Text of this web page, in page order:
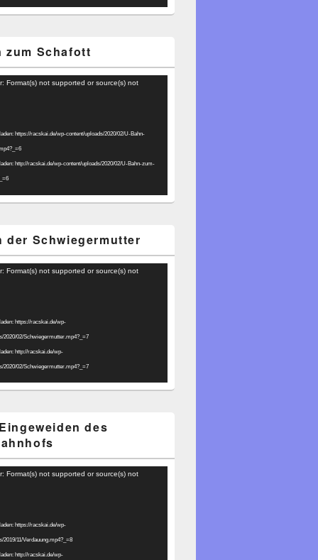
zum Schafott
Format(s) not supported or source(s) not
https://racskai.de/wp-content/uploads/2020/02/U-Bahn-
http://racskai.de/wp-content/uploads/2020/02/U-Bahn-zum-
der Schwiegermutter
Format(s) not supported or source(s) not
https://racskai.de/wp-
2020/02/Schwiegermutter.mp4?_=7
http://racskai.de/wp-
2020/02/Schwiegermutter.mp4?_=7
des
Format(s) not supported or source(s) not
https://racskai.de/wp-
2019/11/Verdauung.mp4?_=8
http://racskai.de/wp-